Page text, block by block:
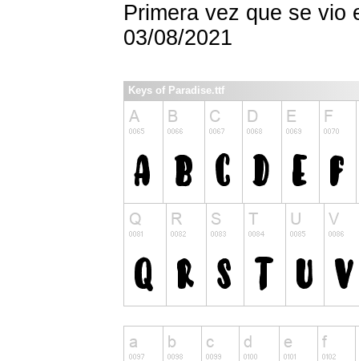
Primera vez que se vio
03/08/2021
Keys of Paradise.ttf